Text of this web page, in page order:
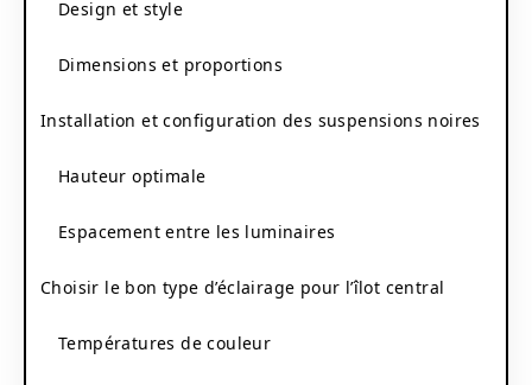
Design et style
Dimensions et proportions
Installation et configuration des suspensions noires
Hauteur optimale
Espacement entre les luminaires
Choisir le bon type d’éclairage pour l’îlot central
Températures de couleur